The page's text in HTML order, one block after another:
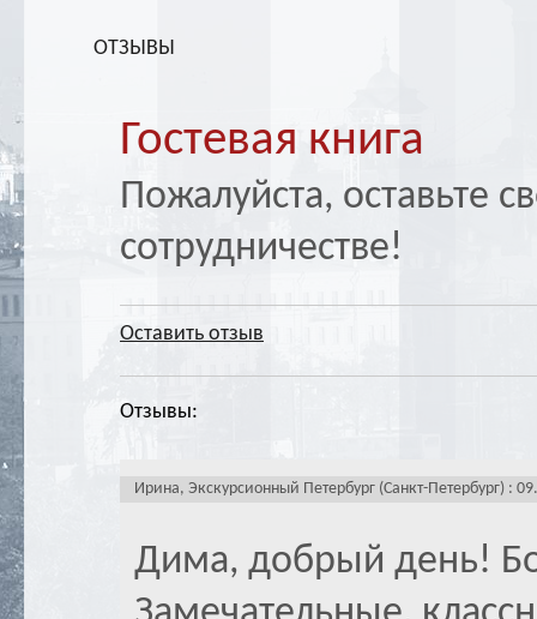
ОТЗЫВЫ
Гостевая книга
Пожалуйста, оставьте
сотрудничестве!
Оставить отзыв
Отзывы:
Ирина, Экскурсионный Петербург (Санкт-Петербург) :
Дима, добрый день!